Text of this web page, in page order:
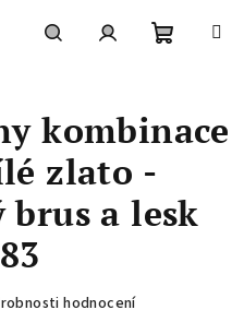
košík
kombinace
zlato -
a lesk
hodnocení